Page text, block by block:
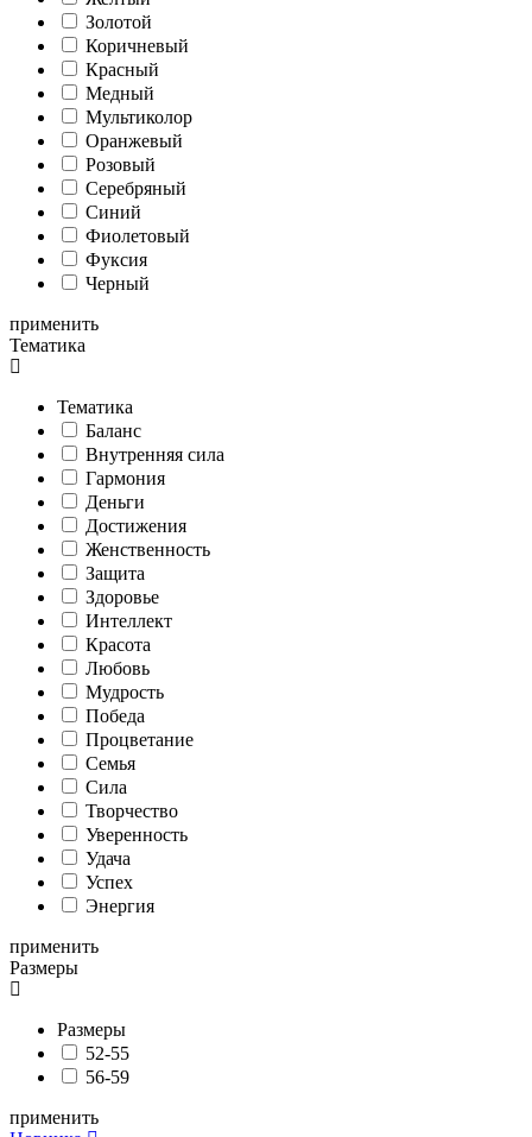
Золотой
Коричневый
Красный
Медный
Мультиколор
Оранжевый
Розовый
Серебряный
Синий
Фиолетовый
Фуксия
Черный
применить
Тематика
Тематика
Баланс
Внутренняя сила
Гармония
Деньги
Достижения
Женственность
Защита
Здоровье
Интеллект
Красота
Любовь
Мудрость
Победа
Процветание
Семья
Сила
Творчество
Уверенность
Удача
Успех
Энергия
применить
Размеры
Размеры
52-55
56-59
применить